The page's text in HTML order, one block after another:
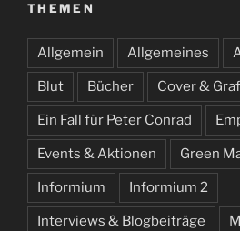
THEMEN
Allgemein Allgemeines
Blut Bücher Cover &
Ein Fall für Peter Conrad
Events & Aktionen Green
Informium Informium 2
Interviews & Blogbeiträge